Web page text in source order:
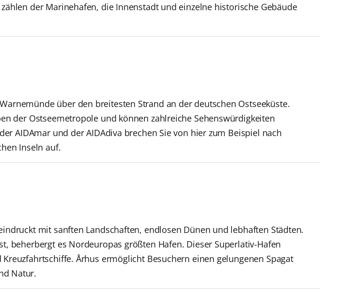
der Marinehafen, die Innenstadt und einzelne historische Gebäude
über den breitesten Strand an der deutschen Ostseeküste.
der Ostseemetropole und können zahlreiche Sehenswürdigkeiten
AIDAmar und der AIDAdiva brechen Sie von hier zum Beispiel nach
Inseln auf.
mit sanften Landschaften, endlosen Dünen und lebhaften Städten.
beherbergt es Nordeuropas größten Hafen. Dieser Superlativ-Hafen
Århus ermöglicht Besuchern einen gelungenen Spagat
Natur.